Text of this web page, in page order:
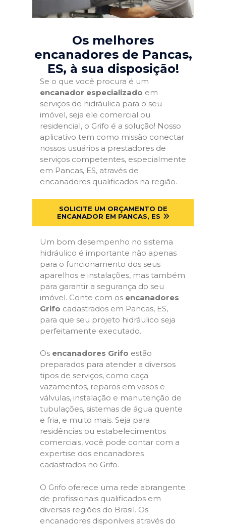
Os melhores
encanadores de Pancas,
ES, à sua disposição!
Se o que você procura é um
encanador especializado em
serviços de hidráulica para o seu
imóvel, seja ele comercial ou
residencial, o Grifo é a solução! Nosso
aplicativo tem como missão conectar
nossos usuários a prestadores de
serviços competentes, especialmente
em Pancas, ES, através de
encanadores qualificados na região.
SOLICITE UM ORÇAMENTO DE
ENCANADOR EM PANCAS, ES
Um bom desempenho no sistema
hidráulico é importante não apenas
para o funcionamento dos seus
aparelhos e instalações, mas também
para garantir a segurança do seu
imóvel. Conte com os encanadores
Grifo cadastrados em Pancas, ES,
para que seu projeto hidráulico seja
perfeitamente executado.
Os encanadores Grifo estão
preparados para atender a diversos
tipos de serviços, como caça
vazamentos, reparos em vasos e
válvulas, instalação e manutenção de
tubulações, sistemas de água quente
e fria, e muito mais. Seja para
residências ou estabelecimentos
comerciais, você pode contar com a
expertise dos encanadores
cadastrados no Grifo.
O Grifo oferece uma rede abrangente
de profissionais qualificados em
diversas regiões do Brasil. Os
encanadores disponíveis através do